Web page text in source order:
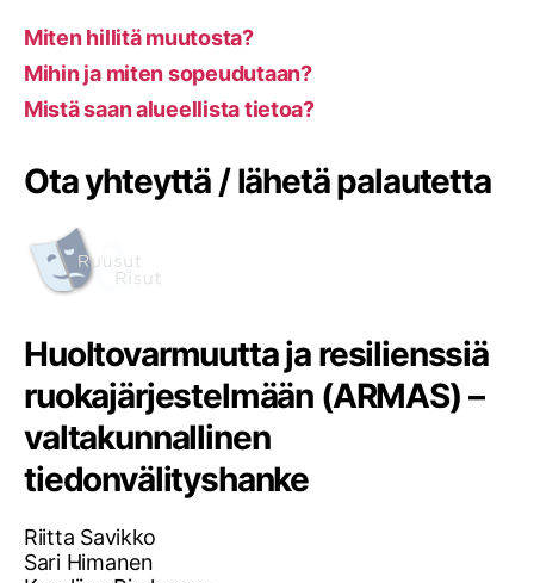
Miten hillitä muutosta?
Mihin ja miten sopeudutaan?
Mistä saan alueellista tietoa?
Ota yhteyttä / lähetä palautetta
Huoltovarmuutta ja resilienssiä
ruokajärjestelmään (ARMAS) –
valtakunnallinen
tiedonvälityshanke
Riitta Savikko
Sari Himanen